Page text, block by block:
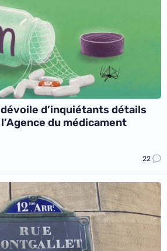
dévoile d’inquiétants détails
du médicament
22